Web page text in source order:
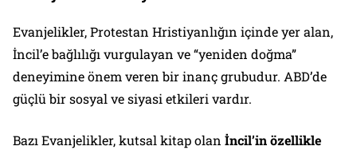
Evanjelikler, Protestan Hristiyanlığın içinde yer alan,
İncil’e bağlılığı vurgulayan ve “yeniden doğma”
deneyimine önem veren bir inanç grubudur. ABD’de
güçlü bir sosyal ve siyasi etkileri vardır.
Bazı Evanjelikler, kutsal kitap olan İncil’in özellikle